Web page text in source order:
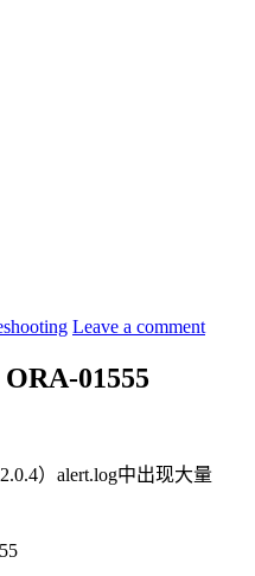
Leave a comment
01555
）alert.log中出现大量